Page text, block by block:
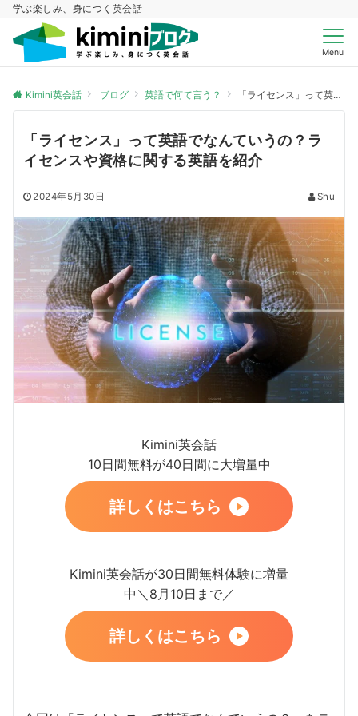
学ぶ楽しみ、身につく英会話
Menu
Kimini英会話 ブログ 英語で何て言う？ 「ライセンス」って英語でなんていうの？ライセンスや資格に関する英語を紹介
「ライセンス」って英語でなんていうの？ラ
イセンスや資格に関する英語を紹介
2024年5月30日 Shu
Kimini英会話
10日間無料が40日間に大増量中
詳しくはこちら
Kimini英会話が30日間無料体験に増量
中＼8月10日まで／
詳しくはこちら